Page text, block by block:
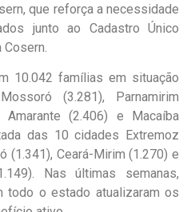
que reforça a necessidade
junto ao Cadastro Único
10.042 famílias em situação
(3.281), Parnamirim
(2.406) e Macaíba
das 10 cidades Extremoz
(1.341), Ceará-Mirim (1.270) e
Nas últimas semanas,
todo o estado atualizaram os